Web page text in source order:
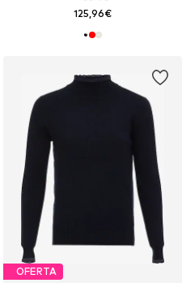
125,96€
OFERTA